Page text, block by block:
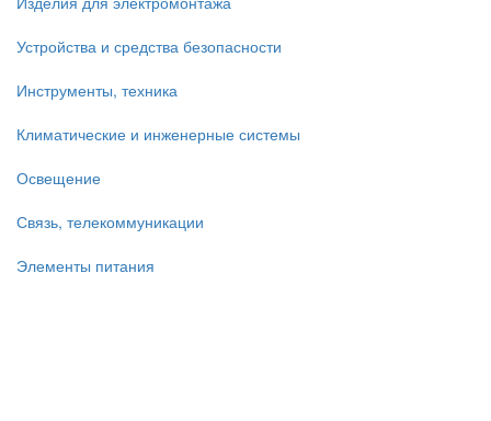
Устройства и средства безопасности
Инструменты, техника
Климатические и инженерные системы
Освещение
Связь, телекоммуникации
Элементы питания